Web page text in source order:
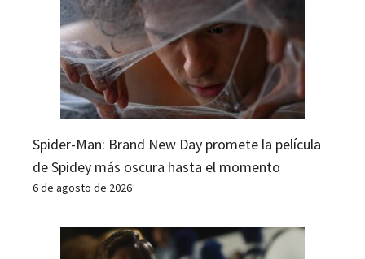
Spider-Man: Brand New Day promete la película
de Spidey más oscura hasta el momento
6 de agosto de 2026